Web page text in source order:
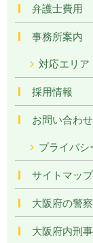
弁護士費用
事務所案内
対応エリア
採用情報
お問い合わ
プライバ
サイトマップ
大阪府の警
大阪府内刑